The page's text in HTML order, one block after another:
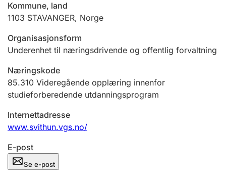
Andre tema
Kommune, land
1103 STAVANGER, Norge
Organisasjonsform
Underenhet til næringsdrivende og offentlig forvaltning
Næringskode
85.310 Videregående opplæring innenfor
studieforberedende utdanningsprogram
Internettadresse
www.svithun.vgs.no/
E-post
Se e-post